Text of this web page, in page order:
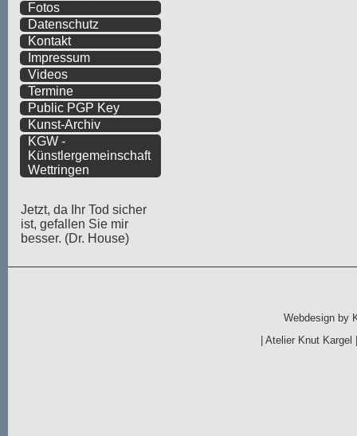
Fotos
Datenschutz
Kontakt
Impressum
Videos
Termine
Public PGP Key
Kunst-Archiv
KGW -
Künstlergemeinschaft
Wettringen
Jetzt, da Ihr Tod sicher
ist, gefallen Sie mir
besser. (Dr. House)
Webdesign by
|Atelier Knut Kargel